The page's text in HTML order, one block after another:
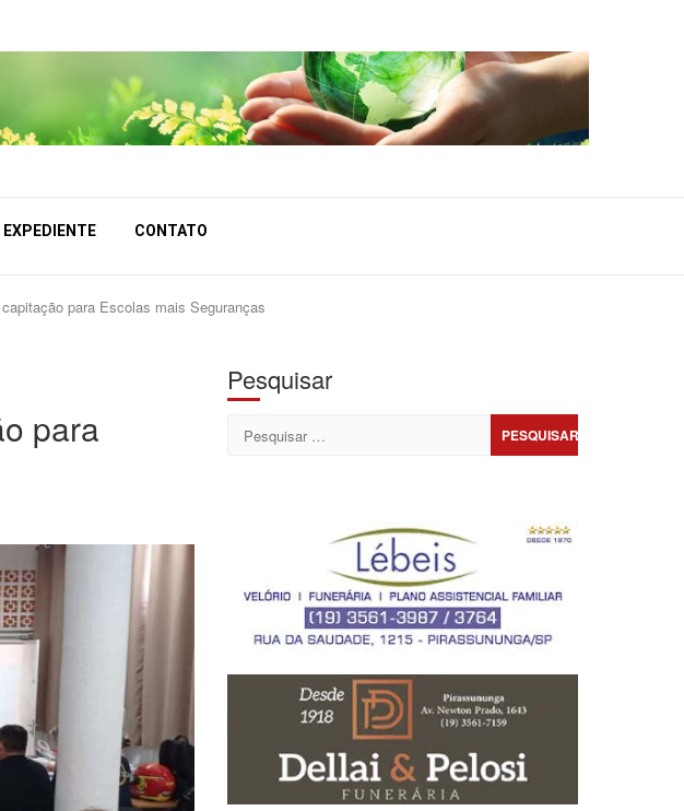
EXPEDIENTE CONTATO
para Escolas mais Seguranças
para
Pesquisar
Pesquisar